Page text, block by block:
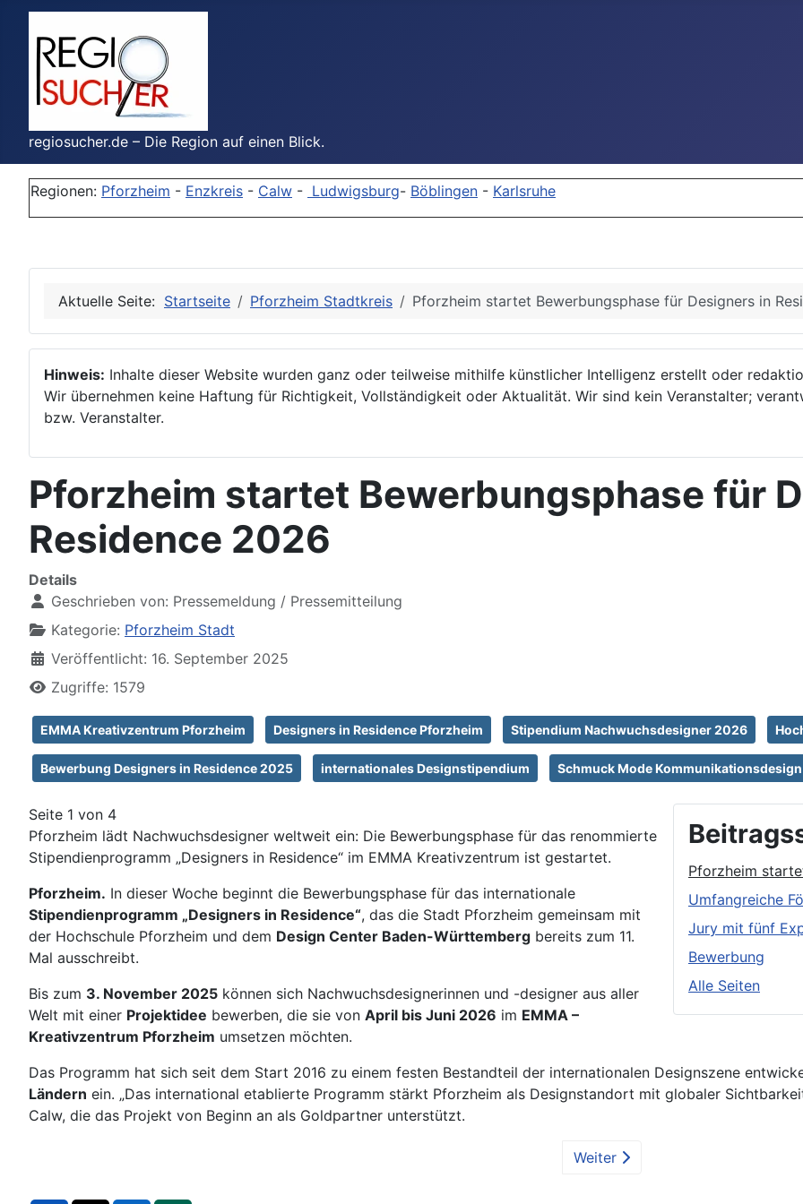
regiosucher.de – Die Region auf einen Blick.
Regionen: Pforzheim - Enzkreis - Calw - Ludwigsburg- Böblingen - Karlsruhe
Aktuelle Seite: Startseite Pforzheim Stadtkreis Pforzheim startet Bewerbungsphase für Designers in
Hinweis: Inhalte dieser Website wurden ganz oder teilweise mithilfe künstlicher Intelligenz erstellt oder
Wir übernehmen keine Haftung für Richtigkeit, Vollständigkeit oder Aktualität. Wir sind kein Veranstalter;
bzw. Veranstalter.
Pforzheim startet Bewerbungsphase für
Residence 2026
Details
Geschrieben von: Pressemeldung / Pressemitteilung
Kategorie: Pforzheim Stadt
Veröffentlicht: 16. September 2025
Zugriffe: 1579
EMMA Kreativzentrum Pforzheim Designers in Residence Pforzheim Stipendium Nachwuchsdesigner 2026
Bewerbung Designers in Residence 2025 internationales Designstipendium Schmuck Mode
Pforzheim
Umfangreiche
Jury mit fünf
Bewerbung
Alle Seiten
Seite 1 von 4
Pforzheim lädt Nachwuchsdesigner weltweit ein: Die Bewerbungsphase für das renommierte
Stipendienprogramm „Designers in Residence“ im EMMA Kreativzentrum ist gestartet.
Pforzheim. In dieser Woche beginnt die Bewerbungsphase für das internationale
Stipendienprogramm „Designers in Residence“, das die Stadt Pforzheim gemeinsam mit
der Hochschule Pforzheim und dem Design Center Baden-Württemberg bereits zum 11.
Mal ausschreibt.
Bis zum 3. November 2025 können sich Nachwuchsdesignerinnen und -designer aus aller
Welt mit einer Projektidee bewerben, die sie von April bis Juni 2026 im EMMA –
Kreativzentrum Pforzheim umsetzen möchten.
Das Programm hat sich seit dem Start 2016 zu einem festen Bestandteil der internationalen Designszene
Ländern ein. „Das international etablierte Programm stärkt Pforzheim als Designstandort mit globaler
Calw, die das Projekt von Beginn an als Goldpartner unterstützt.
Weiter